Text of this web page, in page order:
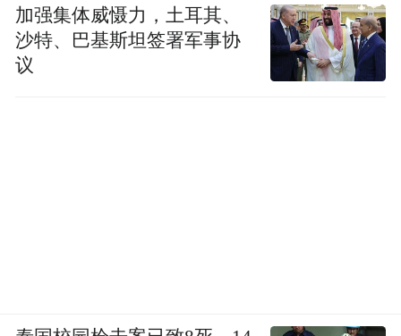
加强集体威慑力，土耳其、
沙特、巴基斯坦签署军事协
议